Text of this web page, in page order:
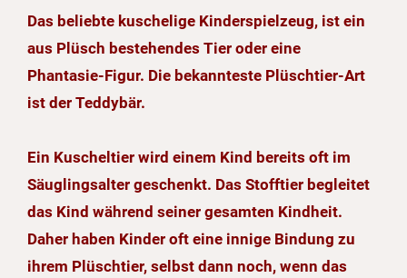
Das beliebte kuschelige Kinderspielzeug, ist ein
aus Plüsch bestehendes Tier oder eine
Phantasie-Figur. Die bekannteste Plüschtier-Art
ist der Teddybär.
Ein Kuscheltier wird einem Kind bereits oft im
Säuglingsalter geschenkt. Das Stofftier begleitet
das Kind während seiner gesamten Kindheit.
Daher haben Kinder oft eine innige Bindung zu
ihrem Plüschtier, selbst dann noch, wenn das